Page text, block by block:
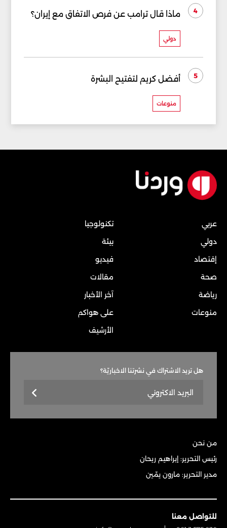
4 ماذا قال ترامب عن فرص الاتفاق مع إيران؟
دولي
5 أفضل كريم لتفتيح البشرة
منوعات
عربي
دولي
إقتصاد
صحة
رياضة
منوعات
تكنولوجيا
بيئة
فيديو
مقالات
آخر الأخبار
على هواكم
الأرشيف
هل تريد الاشتراك في نشرتنا الاخباريّة؟
من نحن
رئيس التحرير: إبراهيم ريحان
مدير التحرير: مارون يمّين
للتواصل معنا